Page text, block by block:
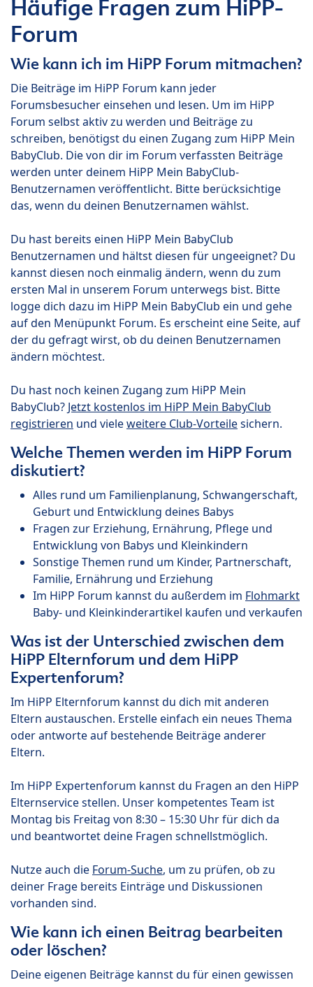
Häufige Fragen zum HiPP-
Forum
Wie kann ich im HiPP Forum mitmachen?
Die Beiträge im HiPP Forum kann jeder
Forumsbesucher einsehen und lesen. Um im HiPP
Forum selbst aktiv zu werden und Beiträge zu
schreiben, benötigst du einen Zugang zum HiPP Mein
BabyClub. Die von dir im Forum verfassten Beiträge
werden unter deinem HiPP Mein BabyClub-
Benutzernamen veröffentlicht. Bitte berücksichtige
das, wenn du deinen Benutzernamen wählst.
Du hast bereits einen HiPP Mein BabyClub
Benutzernamen und hältst diesen für ungeeignet? Du
kannst diesen noch einmalig ändern, wenn du zum
ersten Mal in unserem Forum unterwegs bist. Bitte
logge dich dazu im HiPP Mein BabyClub ein und gehe
auf den Menüpunkt Forum. Es erscheint eine Seite, auf
der du gefragt wirst, ob du deinen Benutzernamen
ändern möchtest.
Du hast noch keinen Zugang zum HiPP Mein
BabyClub? Jetzt kostenlos im HiPP Mein BabyClub
registrieren und vieleweitere Club-Vorteilesichern.
Welche Themen werden im HiPP Forum
diskutiert?
Alles rund um Familienplanung, Schwangerschaft,
Geburt und Entwicklung deines Babys
Fragen zur Erziehung, Ernährung, Pflege und
Entwicklung von Babys und Kleinkindern
Sonstige Themen rund um Kinder, Partnerschaft,
Familie, Ernährung und Erziehung
Im HiPP Forum kannst du außerdem im Flohmarkt
Baby- und Kleinkinderartikel kaufen und verkaufen
Was ist der Unterschied zwischen dem
HiPP Elternforum und dem HiPP
Expertenforum?
Im HiPP Elternforum kannst du dich mit anderen
Eltern austauschen. Erstelle einfach ein neues Thema
oder antworte auf bestehende Beiträge anderer
Eltern.
Im HiPP Expertenforum kannst du Fragen an den HiPP
Elternservice stellen. Unser kompetentes Team ist
Montag bis Freitag von 8:30 – 15:30 Uhr für dich da
und beantwortet deine Fragen schnellstmöglich.
Nutze auch die Forum-Suche, um zu prüfen, ob zu
deiner Frage bereits Einträge und Diskussionen
vorhanden sind.
Wie kann ich einen Beitrag bearbeiten
oder löschen?
Deine eigenen Beiträge kannst du für einen gewissen